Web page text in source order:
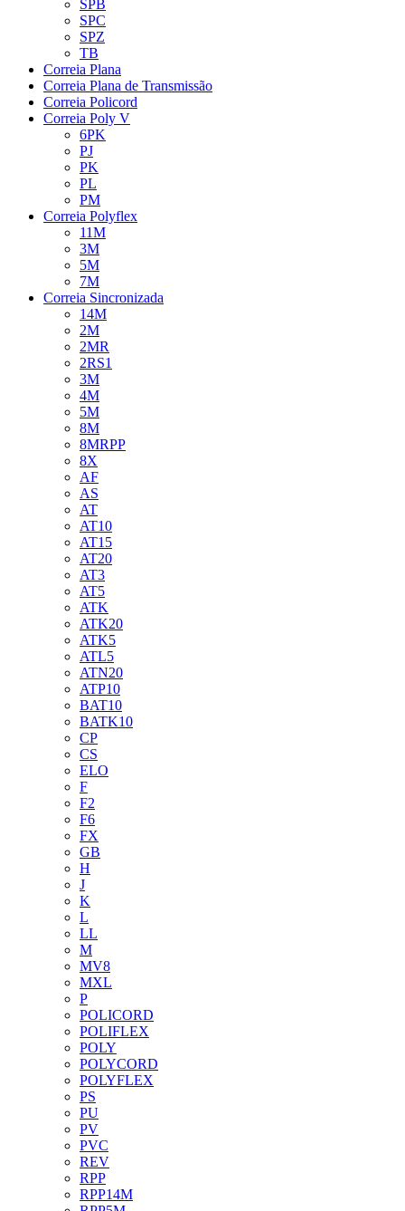
SPB
SPC
SPZ
TB
Correia Plana
Correia Plana de Transmissão
Correia Policord
Correia Poly V
6PK
PJ
PK
PL
PM
Correia Polyflex
11M
3M
5M
7M
Correia Sincronizada
14M
2M
2MR
2RS1
3M
4M
5M
8M
8MRPP
8X
AF
AS
AT
AT10
AT15
AT20
AT3
AT5
ATK
ATK20
ATK5
ATL5
ATN20
ATP10
BAT10
BATK10
CP
CS
ELO
F
F2
F6
FX
GB
H
J
K
L
LL
M
MV8
MXL
P
POLICORD
POLIFLEX
POLY
POLYCORD
POLYFLEX
PS
PU
PV
PVC
REV
RPP
RPP14M